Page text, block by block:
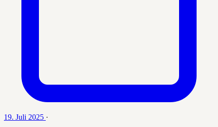
19. Juli 2025 ·